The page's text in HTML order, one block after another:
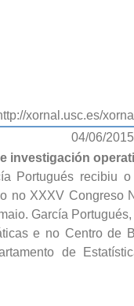
xornal.usc.es/
04/06/2015
investigación
Portugués recibiu
no XXXV Congreso
García
e no Centro de
de